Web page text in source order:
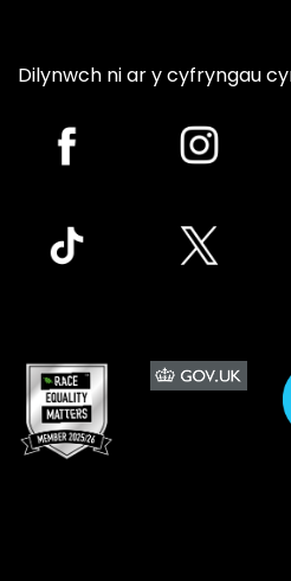
Dilynwch ni ar y cyfryngau